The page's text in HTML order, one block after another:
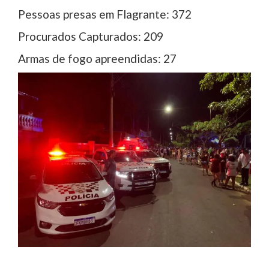
Pessoas presas em Flagrante: 372
Procurados Capturados: 209
Armas de fogo apreendidas: 27